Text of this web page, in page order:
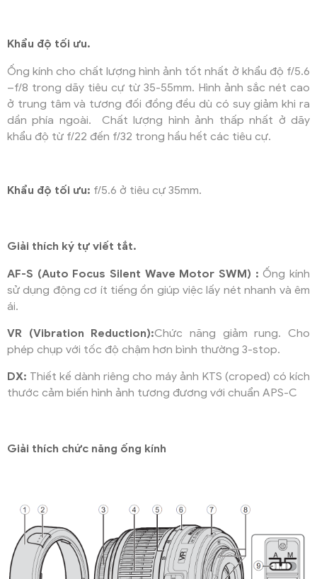
Khẩu độ tối ưu.
Ống kính cho chất lượng hình ảnh tốt nhất ở khẩu độ f/5.6
–f/8 trong dãy tiêu cự từ 35-55mm. Hình ảnh sắc nét cao
ở trung tâm và tương đối đồng đều dù có suy giảm khi ra
dần phía ngoài. Chất lượng hình ảnh thấp nhất ở dãy
khẩu độ từ f/22 đến f/32 trong hầu hết các tiêu cự.
Khẩu độ tối ưu: f/5.6 ở tiêu cự 35mm.
Giải thích ký tự viết tắt.
AF-S (Auto Focus Silent Wave Motor SWM) :Ống kính
sử dụng động cơ ít tiếng ồn giúp việc lấy nét nhanh và êm
ái.
VR (Vibration Reduction):Chức năng giảm rung. Cho
phép chụp với tốc độ chậm hơn bình thường 3-stop.
DX: Thiết kế dành riêng cho máy ảnh KTS (croped) có kích
thước cảm biến hình ảnh tương đương với chuẩn APS-C
Giải thích chức năng ống kính